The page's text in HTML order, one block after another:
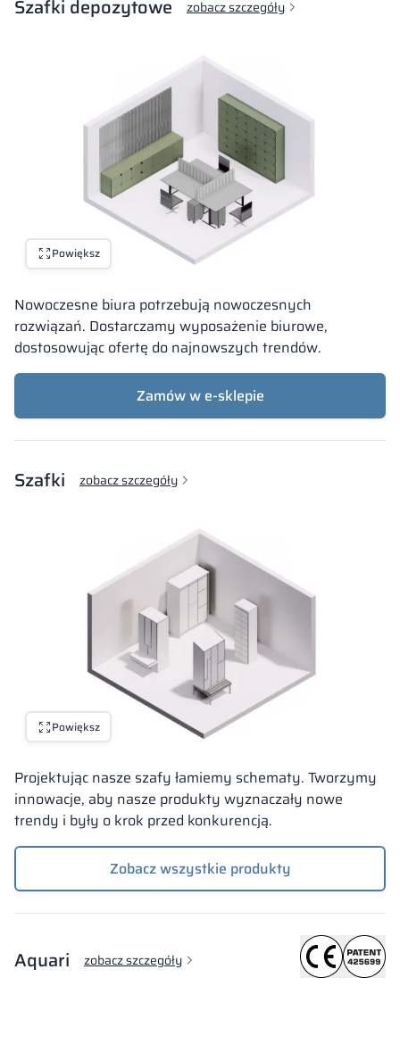
Szafki depozytowe zobacz szczegóły
Powiększ
Nowoczesne biura potrzebują nowoczesnych
rozwiązań. Dostarczamy wyposażenie biurowe,
dostosowując ofertę do najnowszych trendów.
Zamów w e-sklepie
Szafki zobacz szczegóły
Powiększ
Projektując nasze szafy łamiemy schematy. Tworzymy
innowacje, aby nasze produkty wyznaczały nowe
trendy i były o krok przed konkurencją.
Zobacz wszystkie produkty
Aquari zobacz szczegóły